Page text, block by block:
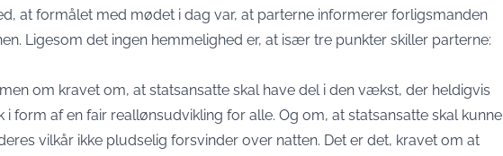
at formålet med mødet i dag var, at parterne informerer forligsmanden
Ligesom det ingen hemmelighed er, at især tre punkter skiller parterne:
om kravet om, at statsansatte skal have del i den vækst, der heldigvis
i form af en fair reallønsudvikling for alle. Og om, at statsansatte skal kunne
vilkår ikke pludselig forsvinder over natten. Det er det, kravet om at